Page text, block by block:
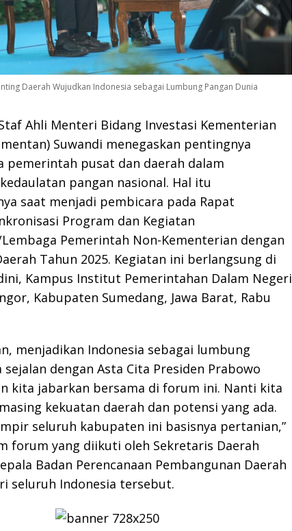
Daerah Wujudkan Indonesia sebagai Lumbung Pangan Dunia
Ahli Menteri Bidang Investasi Kementerian
Suwandi menegaskan pentingnya
pemerintah pusat dan daerah dalam
pangan nasional. Hal itu
saat menjadi pembicara pada Rapat
Program dan Kegiatan
Pemerintah Non-Kementerian dengan
Tahun 2025. Kegiatan ini berlangsung di
Kampus Institut Pemerintahan Dalam Negeri
Kabupaten Sumedang, Jawa Barat, Rabu
menjadikan Indonesia sebagai lumbung
sejalan dengan Asta Cita Presiden Prabowo
kita jabarkan bersama di forum ini. Nanti kita
kekuatan daerah dan potensi yang ada.
seluruh kabupaten ini basisnya pertanian,”
forum yang diikuti oleh Sekretaris Daerah
Badan Perencanaan Pembangunan Daerah
seluruh Indonesia tersebut.